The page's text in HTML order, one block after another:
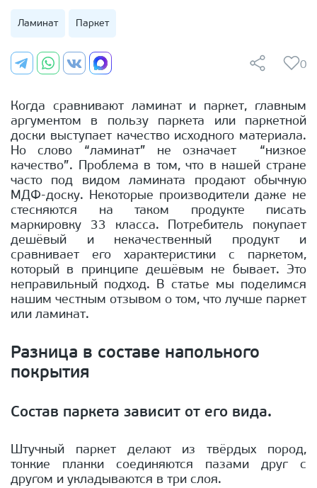
Ламинат Паркет
0
Когда сравнивают ламинат и паркет, главным
аргументом в пользу паркета или паркетной
доски выступает качество исходного материала.
Но слово “ламинат” не означает “низкое
качество”. Проблема в том, что в нашей стране
часто под видом ламината продают обычную
МДФ-доску. Некоторые производители даже не
стесняются на таком продукте писать
маркировку 33 класса. Потребитель покупает
дешёвый и некачественный продукт и
сравнивает его характеристики с паркетом,
который в принципе дешёвым не бывает. Это
неправильный подход. В статье мы поделимся
нашим честным отзывом о том, что лучше паркет
или ламинат.
Разница в составе напольного
покрытия
Состав паркета зависит от его вида.
Штучный паркет делают из твёрдых пород,
тонкие планки соединяются пазами друг с
другом и укладываются в три слоя.